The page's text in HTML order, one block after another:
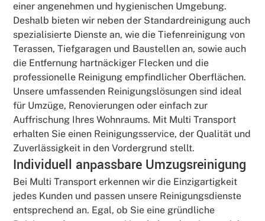
einer angenehmen und hygienischen Umgebung.
Deshalb bieten wir neben der Standardreinigung auch
spezialisierte Dienste an, wie die Tiefenreinigung von
Terassen, Tiefgaragen und Baustellen an, sowie auch
die Entfernung hartnäckiger Flecken und die
professionelle Reinigung empfindlicher Oberflächen.
Unsere umfassenden Reinigungslösungen sind ideal
für Umzüge, Renovierungen oder einfach zur
Auffrischung Ihres Wohnraums. Mit Multi Transport
erhalten Sie einen Reinigungsservice, der Qualität und
Zuverlässigkeit in den Vordergrund stellt.
Individuell anpassbare Umzugsreinigung
Bei Multi Transport erkennen wir die Einzigartigkeit
jedes Kunden und passen unsere Reinigungsdienste
entsprechend an. Egal, ob Sie eine gründliche